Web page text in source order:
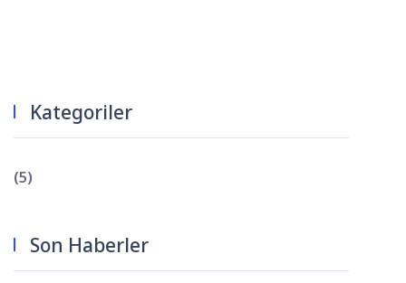
Kategoriler
(5)
Son Haberler